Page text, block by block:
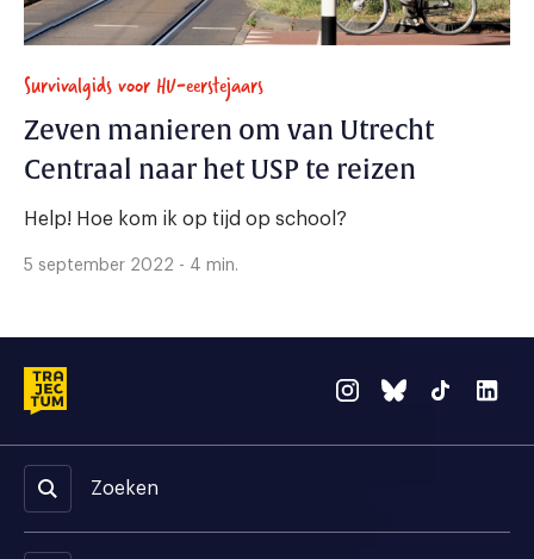
Survivalgids voor HU-eerstejaars
Zeven manieren om van Utrecht
Centraal naar het USP te reizen
Help! Hoe kom ik op tijd op school?
5 september 2022 - 4 min.
Zoeken